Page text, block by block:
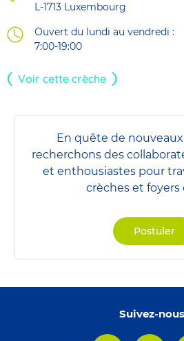
L-1713 Luxembourg
Ouvert du lundi au vendredi :
7:00-19:00
Voir cette crèche
En quête de
recherchons des
et enthousiastes pour
crèches et foyers
Postuler
Suivez-